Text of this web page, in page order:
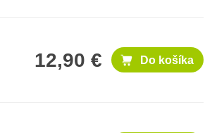
12,90 € Do košíka